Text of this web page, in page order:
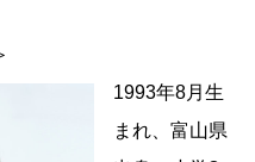
1993年8月生
まれ、富山県